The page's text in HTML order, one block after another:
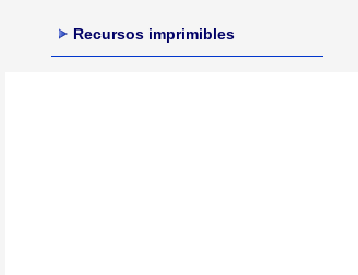
Recursos imprimibles